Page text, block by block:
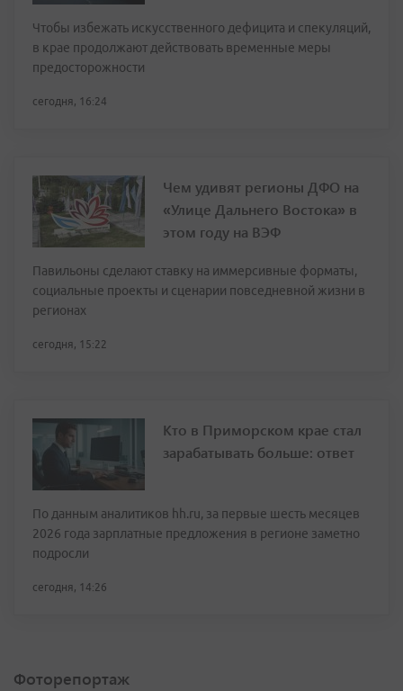
Чтобы избежать искусственного дефицита и спекуляций,
в крае продолжают действовать временные меры
предосторожности
сегодня, 16:24
Чем удивят регионы ДФО на
«Улице Дальнего Востока» в
этом году на ВЭФ
Павильоны сделают ставку на иммерсивные форматы,
социальные проекты и сценарии повседневной жизни в
регионах
сегодня, 15:22
Кто в Приморском крае стал
зарабатывать больше: ответ
По данным аналитиков hh.ru, за первые шесть месяцев
2026 года зарплатные предложения в регионе заметно
подросли
сегодня, 14:26
Фоторепортаж